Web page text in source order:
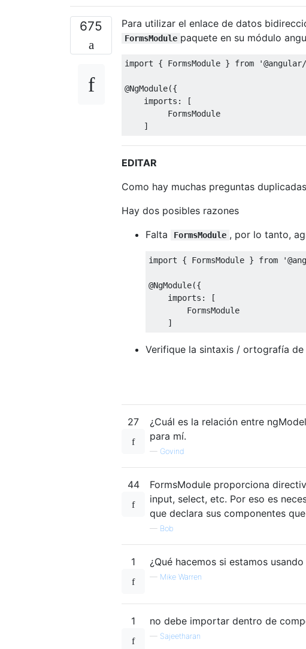
675 Para utilizar el enlace de datos
FormsModule paquete en su módulo
import { FormsModule } from
@NgModule({
    imports
:
[
FormsModule
]
EDITAR
Como hay muchas preguntas
Hay dos posibles razones
Falta
FormsModule , por lo tanto,
import { FormsModule } from
@NgModule({
    imports
:
[
FormsModule
]
Verifique la sintaxis / ortografía de
27
¿Cuál es la relación entre
para mí.
— Govind
44
FormsModule proporciona
input, select, etc. Por eso es
que declara sus componentes
— Bob
1 ¿Qué hacemos si estamos
— Mike Warren
1 no debe importar dentro de
— Sajeetharan